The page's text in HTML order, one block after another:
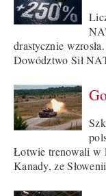
drastycznie
Dowództwo Sił
Łotwie trenowali w
Kanady, ze